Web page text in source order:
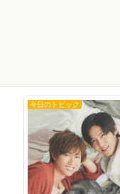
今日のトピック